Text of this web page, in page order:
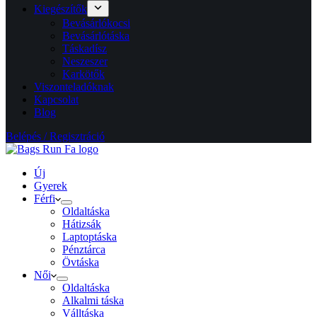
Kiegészítők
Bevásárlókocsi
Bevásárlótáska
Táskadísz
Neszeszer
Karkötők
Viszonteladóknak
Kapcsolat
Blog
Belépés / Regisztráció
Új
Gyerek
Férfi
Oldaltáska
Hátizsák
Laptoptáska
Pénztárca
Övtáska
Női
Oldaltáska
Alkalmi táska
Válltáska